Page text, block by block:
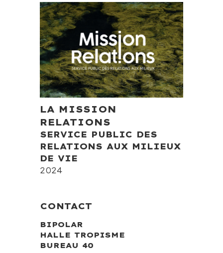
LA MISSION
RELATIONS
SERVICE PUBLIC DES
RELATIONS AUX MILIEUX
DE VIE
2024
CONTACT
BIPOLAR
HALLE TROPISME
BUREAU 40